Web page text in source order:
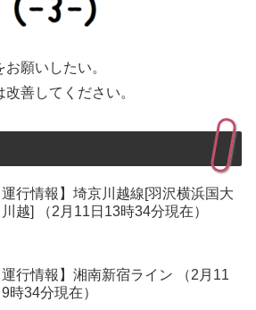
願いしたい。
善してください。
運行情報】埼京川越線[羽沢横浜国大
川越] （2月11日13時34分現在）
運行情報】湘南新宿ライン （2月11
9時34分現在）